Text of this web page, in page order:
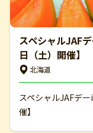
スペシャルJAF
日（土）開催】
北海道
スペシャルJAFデ
催】